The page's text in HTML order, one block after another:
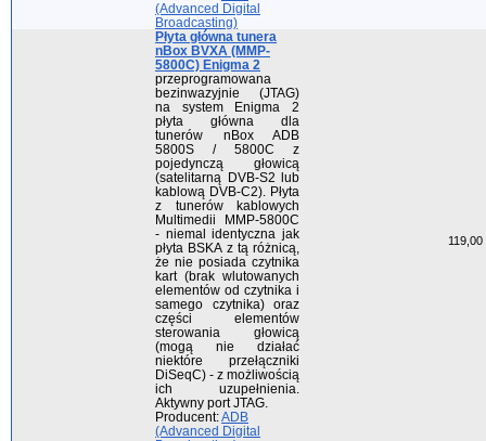
(Advanced Digital
Broadcasting)
Płyta główna tunera
nBox BVXA (MMP-
5800C) Enigma 2
przeprogramowana
bezinwazyjnie (JTAG)
na system Enigma 2
płyta główna dla
tunerów nBox ADB
5800S / 5800C z
pojedynczą głowicą
(satelitarną DVB-S2 lub
kablową DVB-C2). Płyta
z tunerów kablowych
Multimedii MMP-5800C
- niemal identyczna jak
płyta BSKA z tą różnicą,
że nie posiada czytnika
kart (brak wlutowanych
elementów od czytnika i
samego czytnika) oraz
części elementów
sterowania głowicą
(mogą nie działać
niektóre przełączniki
DiSeqC) - z możliwością
ich uzupełnienia.
Aktywny port JTAG.
Producent:ADB
(Advanced Digital
119,00